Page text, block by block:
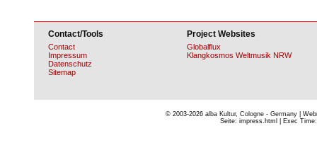
Contact/Tools
Contact
Impressum
Datenschutz
Sitemap
Project Websites
Globalflux
Klangkosmos Weltmusik NRW
© 2003-2026 alba Kultur, Cologne - Germany |
Seite: impress.html | Exec